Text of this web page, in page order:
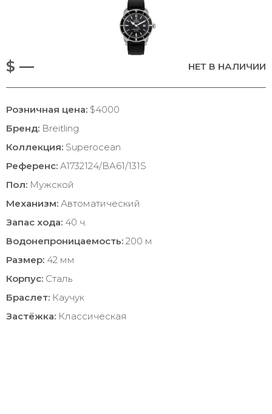
$ — НЕТ В НАЛИЧИИ
Розничная цена: $4000
Бренд: Breitling
Коллекция: Superocean
Референс: A1732124/BA61/131S
Пол: Мужской
Механизм: Автоматический
Запас хода: 40 ч.
Водонепроницаемость: 200 м
Размер: 42 мм
Корпус: Сталь
Браслет: Каучук
Застёжка: Классическая